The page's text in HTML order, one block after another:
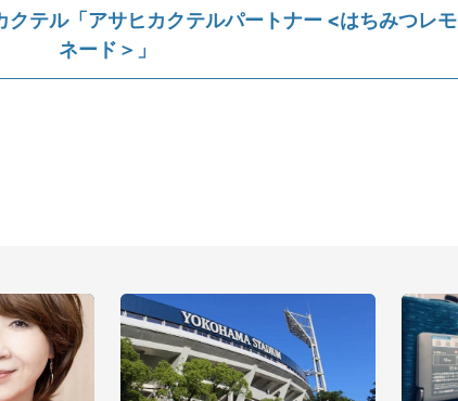
クテル「アサヒカクテルパートナー <はちみつレモ
ネード＞」